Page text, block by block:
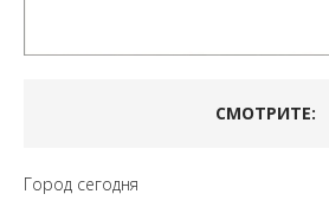
СМОТРИТЕ:
Город сегодня